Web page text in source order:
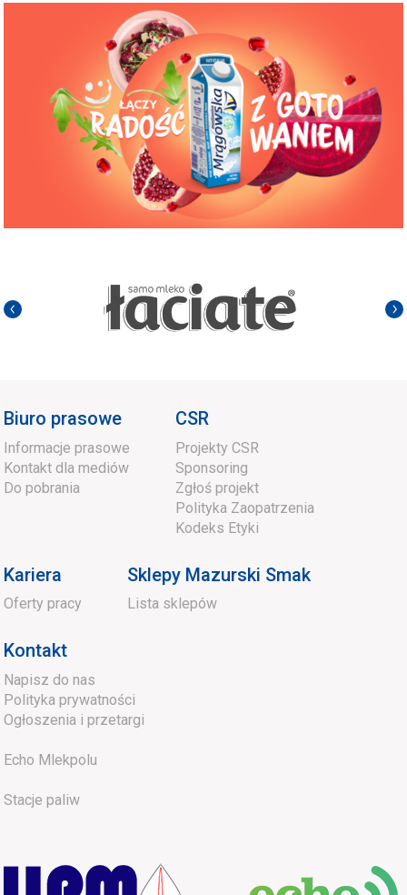
Biuro prasowe
Informacje prasowe
Kontakt dla mediów
Do pobrania
CSR
Projekty CSR
Sponsoring
Zgłoś projekt
Polityka Zaopatrzenia
Kodeks Etyki
Kariera
Oferty pracy
Sklepy Mazurski Smak
Lista sklepów
Kontakt
Napisz do nas
Polityka prywatności
Ogłoszenia i przetargi
Echo Mlekpolu
Stacje paliw